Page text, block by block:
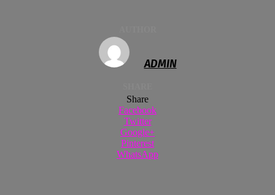
ADMIN
Share
Facebook
Twitter
Google+
Pinterest
WhatsApp